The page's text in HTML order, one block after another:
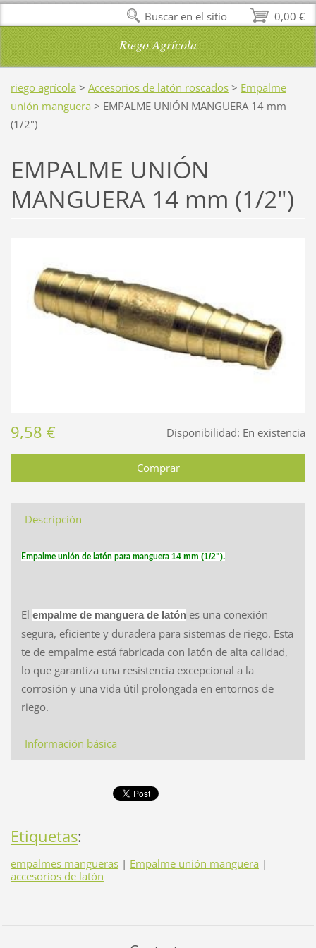
Riego Agrícola
riego agrícola > Accesorios de latón roscados > Empalme
unión manguera > EMPALME UNIÓN MANGUERA 14 mm
(1/2")
EMPALME UNIÓN
MANGUERA 14 mm (1/2")
Disponibilidad: En existencia
9,58 €
Descripción
Empalme unión de latón para manguera 14 mm (1/2").
El empalme de manguera de latónes una conexión
segura, eficiente y duradera para sistemas de riego. Esta
te de empalme está fabricada con latón de alta calidad,
lo que garantiza una resistencia excepcional a la
corrosión y una vida útil prolongada en entornos de
riego.
Información básica
Etiquetas:
empalmes mangueras | Empalme unión manguera |
accesorios de latón
0,00 €
Buscar en el sitio